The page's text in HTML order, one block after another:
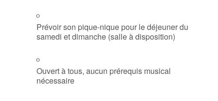
Prévoir son pique-nique pour le déjeuner du
samedi et dimanche (salle à disposition)
Ouvert à tous, aucun prérequis musical
nécessaire